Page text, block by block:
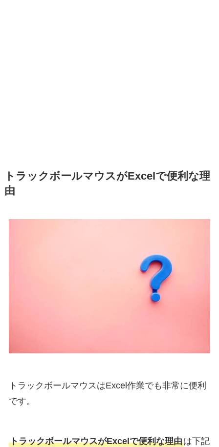
トラックボールマウスがExcelで便利な理
由
トラックボールマウスはExcel作業でも非常に便利
です。
トラックボールマウスがExcelで便利な理由は下記